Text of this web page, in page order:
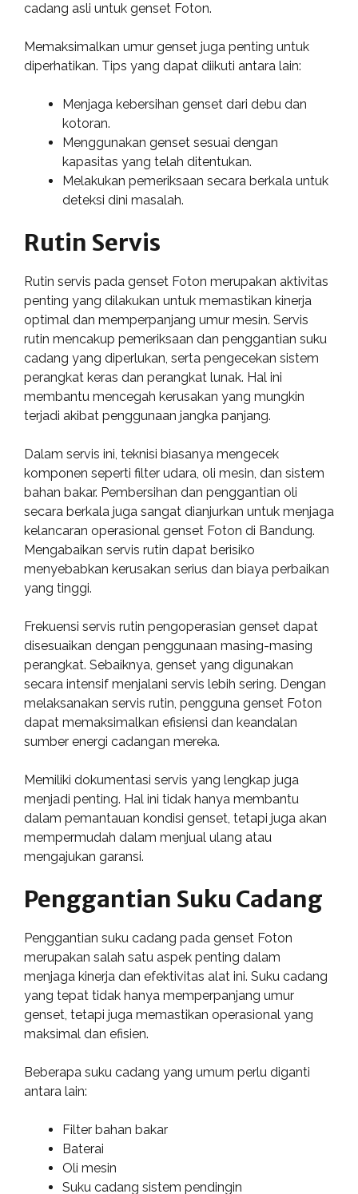
cadang asli untuk genset Foton.
Memaksimalkan umur genset juga penting untuk
diperhatikan. Tips yang dapat diikuti antara lain:
Menjaga kebersihan genset dari debu dan
kotoran.
Menggunakan genset sesuai dengan
kapasitas yang telah ditentukan.
Melakukan pemeriksaan secara berkala untuk
deteksi dini masalah.
Rutin Servis
Rutin servis pada genset Foton merupakan aktivitas
penting yang dilakukan untuk memastikan kinerja
optimal dan memperpanjang umur mesin. Servis
rutin mencakup pemeriksaan dan penggantian suku
cadang yang diperlukan, serta pengecekan sistem
perangkat keras dan perangkat lunak. Hal ini
membantu mencegah kerusakan yang mungkin
terjadi akibat penggunaan jangka panjang.
Dalam servis ini, teknisi biasanya mengecek
komponen seperti filter udara, oli mesin, dan sistem
bahan bakar. Pembersihan dan penggantian oli
secara berkala juga sangat dianjurkan untuk menjaga
kelancaran operasional genset Foton di Bandung.
Mengabaikan servis rutin dapat berisiko
menyebabkan kerusakan serius dan biaya perbaikan
yang tinggi.
Frekuensi servis rutin pengoperasian genset dapat
disesuaikan dengan penggunaan masing-masing
perangkat. Sebaiknya, genset yang digunakan
secara intensif menjalani servis lebih sering. Dengan
melaksanakan servis rutin, pengguna genset Foton
dapat memaksimalkan efisiensi dan keandalan
sumber energi cadangan mereka.
Memiliki dokumentasi servis yang lengkap juga
menjadi penting. Hal ini tidak hanya membantu
dalam pemantauan kondisi genset, tetapi juga akan
mempermudah dalam menjual ulang atau
mengajukan garansi.
Penggantian Suku Cadang
Penggantian suku cadang pada genset Foton
merupakan salah satu aspek penting dalam
menjaga kinerja dan efektivitas alat ini. Suku cadang
yang tepat tidak hanya memperpanjang umur
genset, tetapi juga memastikan operasional yang
maksimal dan efisien.
Beberapa suku cadang yang umum perlu diganti
antara lain:
Filter bahan bakar
Baterai
Oli mesin
Suku cadang sistem pendingin